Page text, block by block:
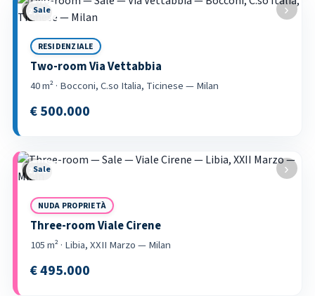
‹ ›
3 / 53
Sale
RESIDENZIALE
Two-room Via Vettabbia
40 m² · Bocconi, C.so Italia, Ticinese — Milan
€ 500.000
‹ ›
3 / 36
Sale
NUDA PROPRIETÀ
Three-room Viale Cirene
105 m² · Libia, XXII Marzo — Milan
€ 495.000